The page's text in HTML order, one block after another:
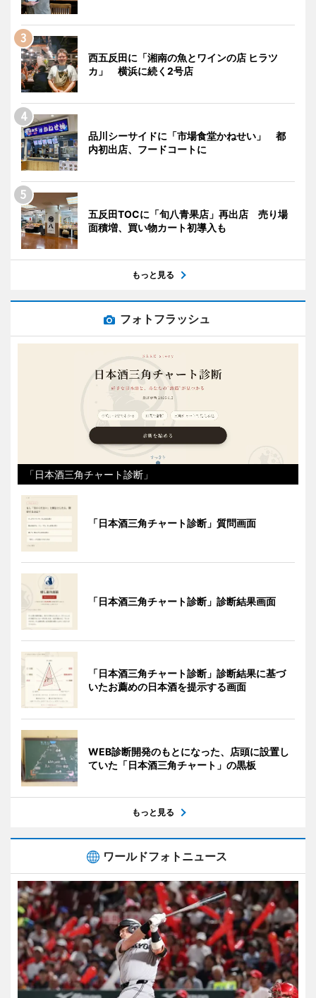
西五反田に「湘南の魚とワインの店 ヒラツ
カ」 横浜に続く2号店
品川シーサイドに「市場食堂かねせい」 都
内初出店、フードコートに
五反田TOCに「旬八青果店」再出店 売り場
面積増、買い物カート初導入も
もっと見る
フォトフラッシュ
「日本酒三角チャート診断」
「日本酒三角チャート診断」質問画面
「日本酒三角チャート診断」診断結果画面
「日本酒三角チャート診断」診断結果に基づ
いたお薦めの日本酒を提示する画面
WEB診断開発のもとになった、店頭に設置し
ていた「日本酒三角チャート」の黒板
もっと見る
ワールドフォトニュース